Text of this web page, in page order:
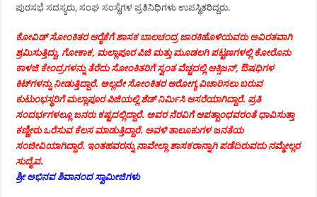
ಪುರಸಭೆ ಸದಸ್ಯರು, ಸಂಘ ಸಂಸ್ಥೆಗಳ ಪ್ರತಿನಿಧಿಗಳು ಉಪಸ್ಥಿತರಿದ್ದರು.
ಕೋವಿಡ್ ಸೋಂಕಿತರ ಆರೈಕೆಗೆ ಶಾಸಕ ಬಾಲಚಂದ್ರ ಜಾರಕಿಹೊಳಿಯವರು ಅವಿರತವಾಗಿ
ಶ್ರಮಿಸುತ್ತಿದ್ದು, ಗೋಕಾಕ, ಮಲ್ಲಾಪೂರ ಪಿಜಿ ಮತ್ತು ಮೂಡಲಗಿ ಪಟ್ಟಣಗಳಲ್ಲಿ ಕೋರೊನು
ಕಾಳಜಿ ಕೇಂದ್ರಗಳನ್ನು ತೆರೆದು ಸೋಂಕಿತರಿಗೆ ಸ್ವಂತ ವೆಚ್ಚದಲ್ಲಿ ಆಕ್ಸಿಜನ್, ಔಷಧಿಗಳ
ಕಿಟ್‍ಗಳನ್ನು ನೀಡುತ್ತಿದ್ದಾರೆ. ಅಲ್ಲದೇ ಸೋಂಕಿತರ ಆರೋಗ್ಯ ವಿಚಾರಿಸಲು ಬರುವ
ಕುಟುಂಭಸ್ಥರಿಗೆ ಮಲ್ಲಾಪೂರ ಪಿಜಿಯಲ್ಲಿ ಶೆಡ್ ನಿರ್ಮಿಸಿ ಆಸರೆಯಾಗಿದ್ದಾರೆ. ಪ್ರತಿ
ಸಂದರ್ಭಗಳಲ್ಲೂ ಜನರು ಕಷ್ಟದಲ್ಲಿದ್ದಾರೆ. ಅವರ ನೆರವಿಗೆ ಆಪತ್ಬಾಂಧವರಂತೆ ಧಾವಿಸುತ್ತಾ
ಕಣ್ಣೀರು ಒರೆಸುವ ಕೆಲಸ ಮಾಡುತ್ತಿದ್ದಾರೆ. ಅವಳಿ ತಾಲೂಕುಗಳ ಜನತೆಯ
ಸಂಜೀವಿಯಾಗಿದ್ದಾರೆ. ಇಂತಹವರನ್ನು ನಾವೇಲ್ಲಾ ಶಾಸಕರಾನ್ನಾಗಿ ಪಡೆದಿರುವದು ನಮ್ಮೇಲ್ಲರ
ಸುದೈವ.
ಶ್ರೀ ಅಭಿನವ ಶಿವಾನಂದ ಸ್ವಾಮೀಜಿಗಳು